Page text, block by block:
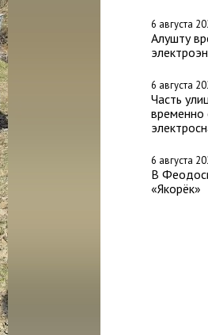
6 августа
Алушту
6 августа
Часть
временно
6 августа
В
«Якорёк»